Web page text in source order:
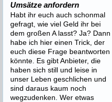
Umsätze anfordern
Habt ihr euch auch schonmal
gefragt, wie viel Geld ihr bei
dem großen A lasst? Ja? Dann
habe ich hier einen Trick, der
euch diese Frage beantworten
könnte. Es gibt Anbieter, die
haben sich still und leise in
unser Leben geschlichen und
sind daraus kaum noch
wegzudenken. Wer etwas